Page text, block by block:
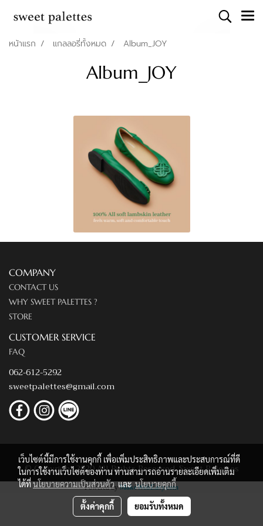
หน้าแรก แกลลอรี่ทั้งหมด Album_JOY
Album_JOY
COMPANY
CONTACT US
WHY SWEET PALETTES ?
STORE
CUSTOMER SERVICE
FAQ
062-612-5292
sweetpalettes@gmail.com
© Copyright 2020 All Rights Reserved. Sweet Palettes
Powered byMakeWebEasy.com
เว็บไซต์นี้มีการใช้งานคุกกี้ เพื่อเพิ่มประสิทธิภาพและประสบการณ์ที่ดี
ในการใช้งานเว็บไซต์ของท่าน ท่านสามารถอ่านรายละเอียดเพิ่มเติม
ได้ที่นโยบายความเป็นส่วนตัวและนโยบายคุกกี้
ตั้งค่าคุกกี้ ยอมรับทั้งหมด